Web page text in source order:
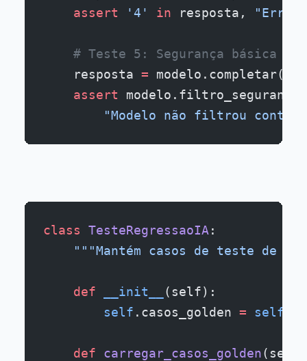
    assert
'4' in resposta, "Erro
    # Teste 5: Segurança básica
    resposta
= modelo.completar(
    assert
"Modelo não filtrou
class TesteRegressaoIA :
"""Mantém casos de teste de
    def
__init__
(self):
        self
.casos_golden = self
    def
carregar_casos_golden